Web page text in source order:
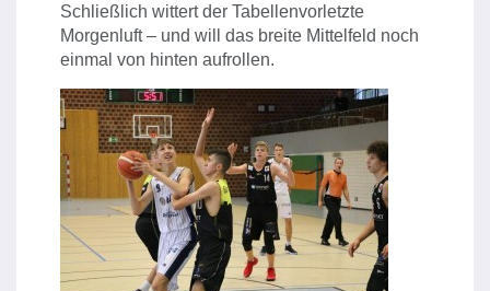
Schließlich wittert der Tabellenvorletzte
Morgenluft – und will das breite Mittelfeld noch
einmal von hinten aufrollen.